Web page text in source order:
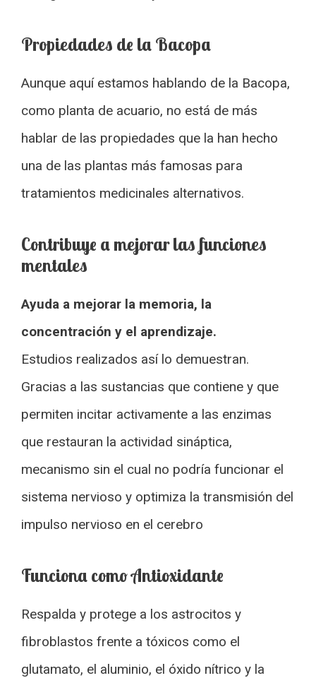
Propiedades de la Bacopa
Aunque aquí estamos hablando de la Bacopa,
como planta de acuario, no está de más
hablar de las propiedades que la han hecho
una de las plantas más famosas para
tratamientos medicinales alternativos.
Contribuye a mejorar las funciones
mentales
Ayuda a mejorar la memoria, la
concentración y el aprendizaje.
Estudios realizados así lo demuestran.
Gracias a las sustancias que contiene y que
permiten incitar activamente a las enzimas
que restauran la actividad sináptica,
mecanismo sin el cual no podría funcionar el
sistema nervioso y optimiza la transmisión del
impulso nervioso en el cerebro
Funciona como Antioxidante
Respalda y protege a los astrocitos y
fibroblastos frente a tóxicos como el
glutamato, el aluminio, el óxido nítrico y la